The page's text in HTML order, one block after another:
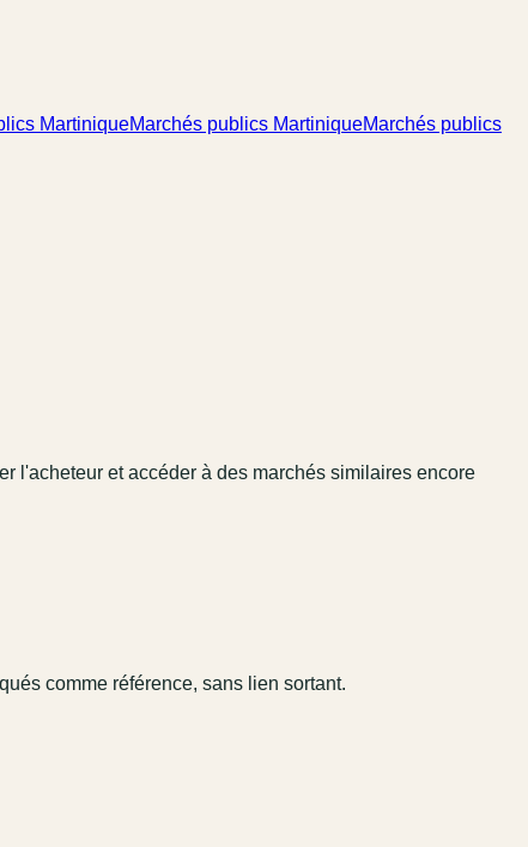
MartiniqueMarchés publics MartiniqueMarchés publics
l'acheteur et accéder à des marchés similaires encore
comme référence, sans lien sortant.